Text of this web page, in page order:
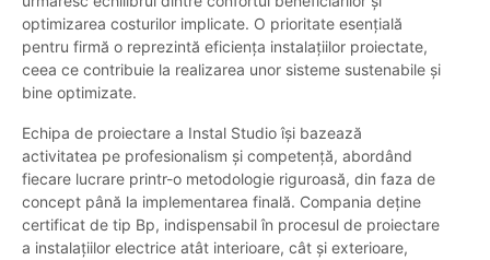
optimizarea costurilor implicate. O prioritate esențială
pentru firmă o reprezintă eficiența instalațiilor proiectate,
ceea ce contribuie la realizarea unor sisteme sustenabile și
bine optimizate.
Echipa de proiectare a Instal Studio își bazează
activitatea pe profesionalism și competență, abordând
fiecare lucrare printr-o metodologie riguroasă, din faza de
concept până la implementarea finală. Compania deține
certificat de tip Bp, indispensabil în procesul de proiectare
a instalațiilor electrice atât interioare, cât și exterioare,